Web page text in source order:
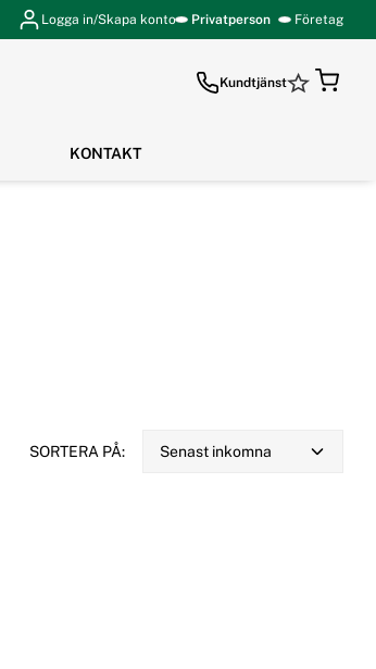
Logga in/Skapa konto Privatperson Företag
Kundtjänst
KONTAKT
SORTERA PÅ: Senast inkomna
GÅ TILL KASSAN